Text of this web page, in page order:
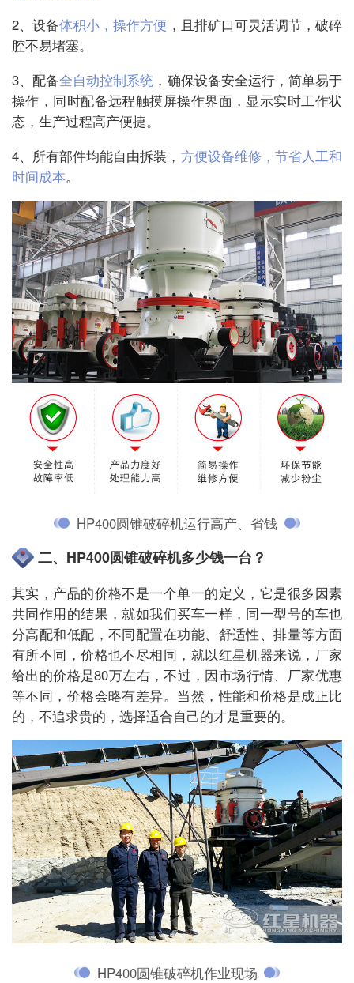
2、设备体积小，操作方便 ，且排矿口可灵活调节，破碎
腔不易堵塞。
3、配备全自动控制系统 ，确保设备安全运行，简单易于
操作，同时配备远程触摸屏操作界面，显示实时工作状
态，生产过程高产便捷。
4、所有部件均能自由拆装， 方便设备维修，节省人工和
时间成本。
HP400圆锥破碎机运行高产、省钱
二、HP400圆锥破碎机多少钱一台？
其实，产品的价格不是一个单一的定义，它是很多因素
共同作用的结果，就如我们买车一样，同一型号的车也
分高配和低配，不同配置在功能、舒适性、排量等方面
有所不同，价格也不尽相同，就以红星机器来说，厂家
给出的价格是80万左右，不过，因市场行情、厂家优惠
等不同，价格会略有差异。当然，性能和价格是成正比
的，不追求贵的，选择适合自己的才是重要的。
HP400圆锥破碎机作业现场